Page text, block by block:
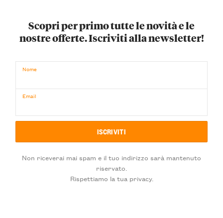
Scopri per primo tutte le novità e le
nostre offerte. Iscriviti alla newsletter!
Nome
Email
Non riceverai mai spam e il tuo indirizzo sarà mantenuto
riservato.
Rispettiamo la tua privacy.